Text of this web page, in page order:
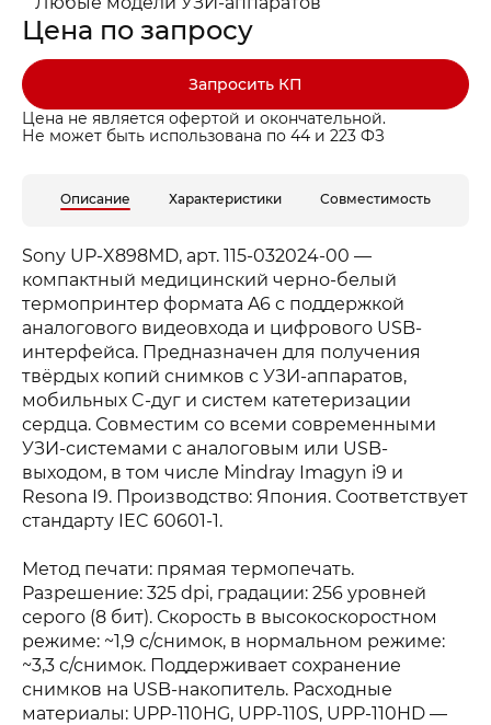
Цена по запросу
Запросить КП
Цена не является офертой и окончательной.
Не может быть использована по 44 и 223 ФЗ
Описание Характеристики Совместимость
Sony UP-X898MD, арт. 115-032024-00 —
компактный медицинский черно-белый
термопринтер формата A6 с поддержкой
аналогового видеовхода и цифрового USB-
интерфейса. Предназначен для получения
твёрдых копий снимков с УЗИ-аппаратов,
мобильных C-дуг и систем катетеризации
сердца. Совместим со всеми современными
УЗИ-системами с аналоговым или USB-
выходом, в том числе Mindray Imagyn i9 и
Resona I9. Производство: Япония. Соответствует
стандарту IEC 60601-1.
Метод печати: прямая термопечать.
Разрешение: 325 dpi, градации: 256 уровней
серого (8 бит). Скорость в высокоскоростном
режиме: ~1,9 с/снимок, в нормальном режиме:
~3,3 с/снимок. Поддерживает сохранение
снимков на USB-накопитель. Расходные
материалы: UPP-110HG, UPP-110S, UPP-110HD —
Спасибо за заявку!
Ваше КП скоро будет доставлено на почту
Спасибо за обращение!
Мы скоро с вами свяжемся
Согласен сусловиямиобработки
персональных данных
Заказать обратный звонок
Оставьте ваши контакты ниже и
мы подготовим для вас
выгодные условия
Имя
Электронная почта
Получить КП
Перейти к оплате
Ваша корзина пуста
Перейдите в каталог и добавьте товар в корзину
Перейти в каталог
Оставьте ваши контакты ниже и
мы подготовим для вас
выгодные условия
Имя
Электронная почта
Согласен сусловиямиобработки
персональных данных
Получить КП